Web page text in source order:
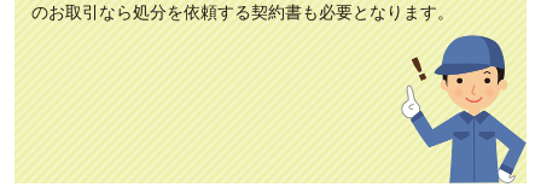
のお取引なら処分を依頼する契約書も必要となります。